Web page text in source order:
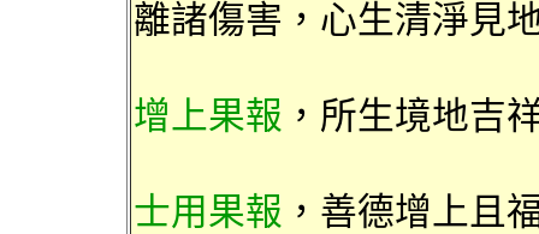
離諸傷害 ，心生清淨見
增上果報 ，所生境地吉
士用果報 ， 善德增上且